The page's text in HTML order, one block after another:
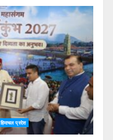
हिमाचल प्रदेश